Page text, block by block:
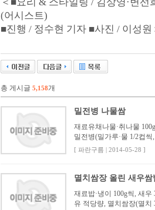
(어시스트)
■진행 / 정수현 기자 ■사진 / 이성원
총 게시글 5,158개
밀전병 나물쌈
재료유채나물·취나물
밀전병(밀가루·물 1/2컵
[ 파란구름 | 2014-05-28 ]
멸치쌈장 올린 새우쌈
재료밥·냉이 100g씩, 새
유 적당량, 멸치쌈장(멸치